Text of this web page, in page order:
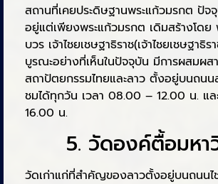
สถานที่เคยประดิษฐานพระแก้วมรกต ปัจ
อยู่แต่เพียงพระแก้วมรกต เดิมสร้างโดย
บวร เจ้าไชยเชษฐาธิราช(เจ้าไชยเชษฐาธิ
บูรณะอย่างที่เห็นในปัจจุบัน มีการผสมผส
สถาปัตยกรรมไทยและลาว ตั้งอยู่บนถนน
ชมได้ทุกวัน เวลา 08.00 – 12.00 น. แ
16.00 น.
5. วัดองค์ตื้อมหา
วัดเก่าแก่ที่สำคัญของลาวตั้งอยู่บนถนนไ